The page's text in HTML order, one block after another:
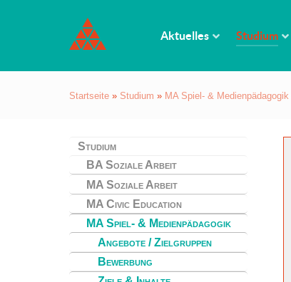
Aktuelles Studium
Startseite » Studium » MA Spiel- & Medienpädagogik
Studium
BA Soziale Arbeit
MA Soziale Arbeit
MA Civic Education
MA Spiel- & Medienpädagogik
Angebote / Zielgruppen
Bewerbung